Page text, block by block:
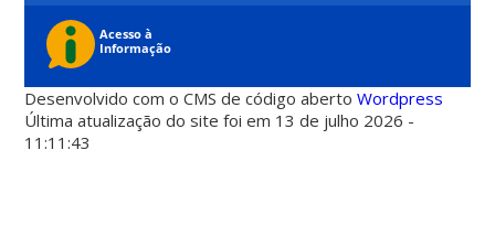
Desenvolvido com o CMS de código abertoWordpress
Última atualização do site foi em 13 de julho 2026 -
11:11:43